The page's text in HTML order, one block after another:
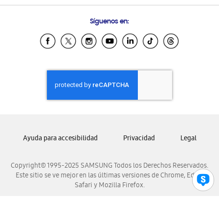
Samsung Ecuador
Samsung El Salvador
Samsung Honduras
Samsung Nicaragua
Samsung Panamá
Samsung Venezuela
Síguenos en:
Copyright© 1995-2025 SAMSUNG Todos los Derechos Reservados.
Este sitio se ve mejor en las últimas versiones de Chrome, Edge,
Safari y Mozilla Firefox.
Ayuda para accesibilidad Privacidad Legal